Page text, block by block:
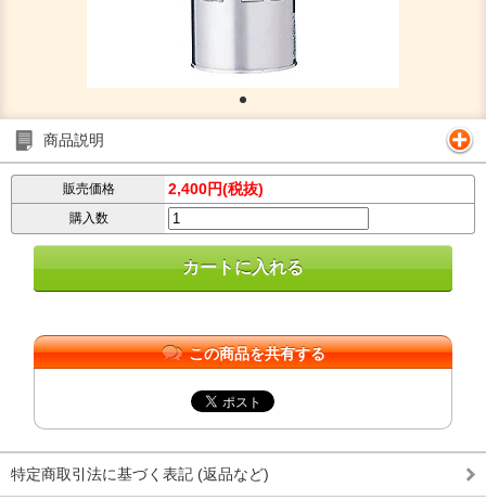
商品説明
販売価格 2,400円(税抜)
購入数
この商品を共有する
特定商取引法に基づく表記 (返品など)